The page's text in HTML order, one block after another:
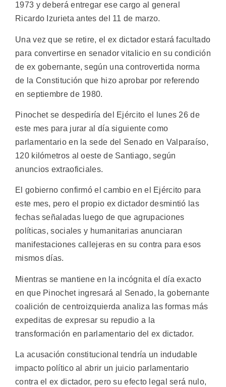
1973 y deberá entregar ese cargo al general
Ricardo Izurieta antes del 11 de marzo.
Una vez que se retire, el ex dictador estará facultado
para convertirse en senador vitalicio en su condición
de ex gobernante, según una controvertida norma
de la Constitución que hizo aprobar por referendo
en septiembre de 1980.
Pinochet se despediría del Ejército el lunes 26 de
este mes para jurar al día siguiente como
parlamentario en la sede del Senado en Valparaíso,
120 kilómetros al oeste de Santiago, según
anuncios extraoficiales.
El gobierno confirmó el cambio en el Ejército para
este mes, pero el propio ex dictador desmintió las
fechas señaladas luego de que agrupaciones
políticas, sociales y humanitarias anunciaran
manifestaciones callejeras en su contra para esos
mismos días.
Mientras se mantiene en la incógnita el día exacto
en que Pinochet ingresará al Senado, la gobernante
coalición de centroizquierda analiza las formas más
expeditas de expresar su repudio a la
transformación en parlamentario del ex dictador.
La acusación constitucional tendría un indudable
impacto político al abrir un juicio parlamentario
contra el ex dictador, pero su efecto legal será nulo,